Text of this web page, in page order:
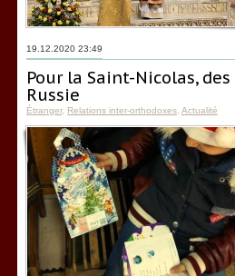
19.12.2020 23:49
Pour la Saint-Nicolas,
Russie
Étranger, Relations inter-orthodoxes Actualité